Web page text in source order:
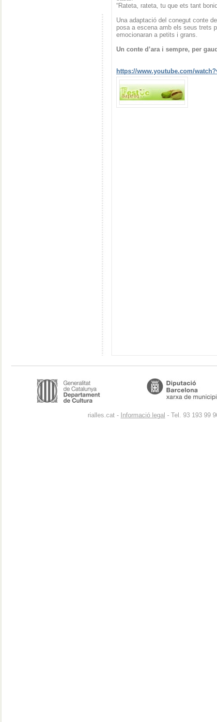
“Rateta, rateta, tu que ets tant
Una adaptació del conegut conte
posa a escena amb els seus trets
emocionaran a petits i grans.
Un conte d’ara i sempre, per
https://www.youtube.com/
rialles.cat - Informació legal - Tel. 93 193 99